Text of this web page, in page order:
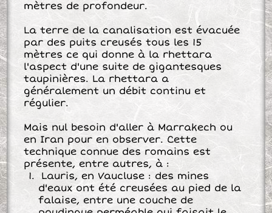
mètres de profondeur.
La terre de la canalisation est évacuée
par des puits creusés tous les 15
mètres ce qui donne à la rhettara
l'aspect d'une suite de gigantesques
taupinières. La rhettara a
généralement un débit continu et
régulier.
Mais nul besoin d'aller à Marrakech ou
en Iran pour en observer. Cette
technique connue des romains est
présente, entre autres, à :
Lauris, en Vaucluse : des mines
d'eaux ont été creusées au pied de la
falaise, entre une couche de